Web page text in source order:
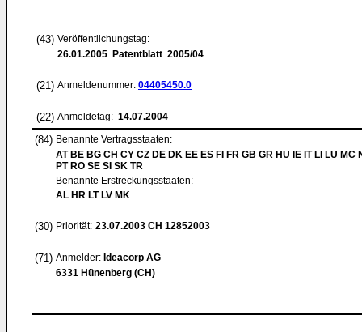
(43) Veröffentlichungstag:
26.01.2005 Patentblatt 2005/04
(21) Anmeldenummer: 04405450.0
(22) Anmeldetag: 14.07.2004
(84) Benannte Vertragsstaaten:
AT BE BG CH CY CZ DE DK EE ES FI FR GB GR HU IE IT LI LU MC
PT RO SE SI SK TR
Benannte Erstreckungsstaaten:
AL HR LT LV MK
(30) Priorität: 23.07.2003 CH 12852003
(71) Anmelder: Ideacorp AG
6331 Hünenberg (CH)